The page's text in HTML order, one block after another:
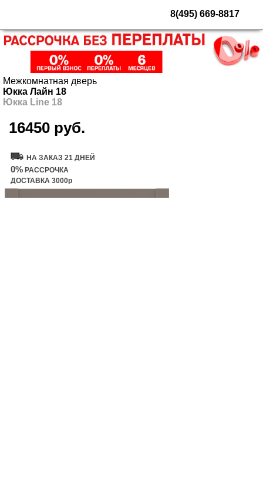
8(495) 669-8817
Межкомнатная дверь
Юкка Лайн 18
Юкка Line 18
16450 руб.
НА ЗАКАЗ 21 ДНЕЙ
0% РАССРОЧКА
ДОСТАВКА 3000р